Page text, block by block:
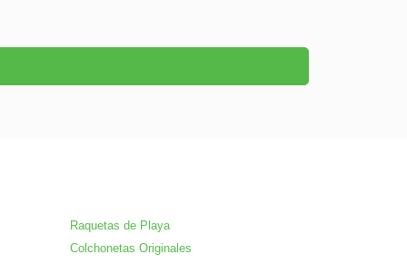
Raquetas de Playa
Colchonetas Originales